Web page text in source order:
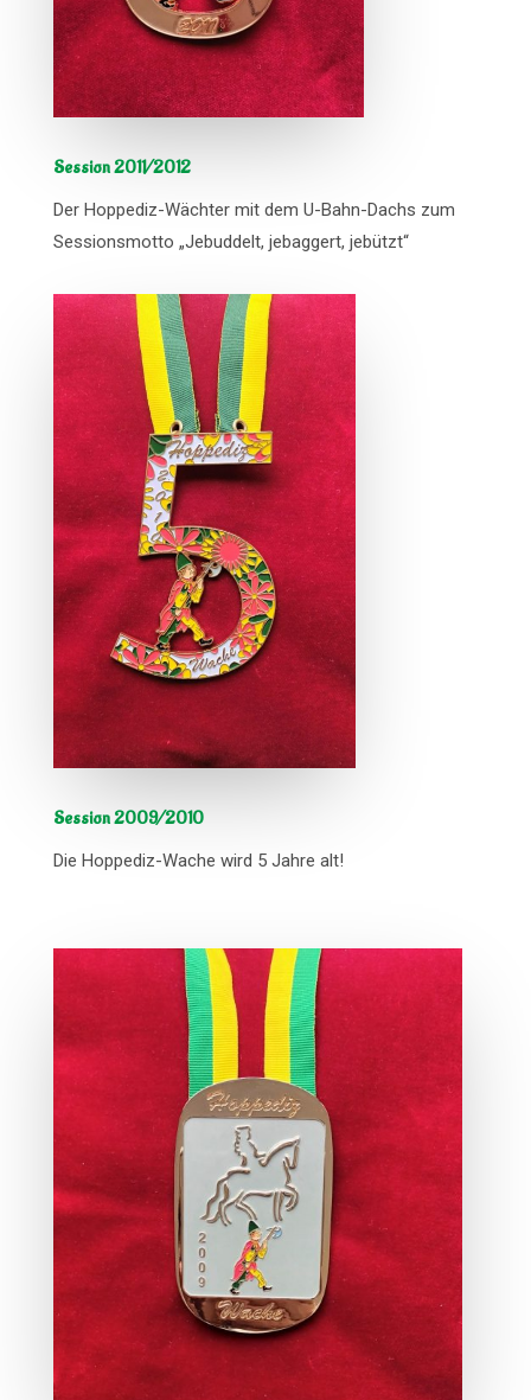
Session 2011/2012
Der Hoppediz-Wächter mit dem U-Bahn-Dachs zum
Sessionsmotto „Jebuddelt, jebaggert, jebützt“
Session 2009/2010
Die Hoppediz-Wache wird 5 Jahre alt!